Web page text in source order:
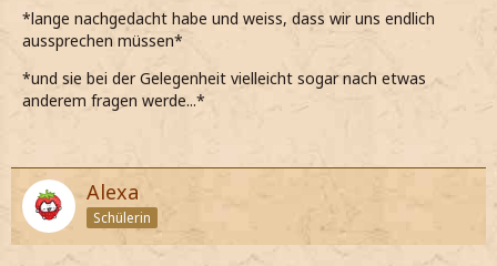
*lange nachgedacht habe und weiss, dass wir uns endlich
aussprechen müssen*
*und sie bei der Gelegenheit vielleicht sogar nach etwas
anderem fragen werde...*
Alexa
Schülerin